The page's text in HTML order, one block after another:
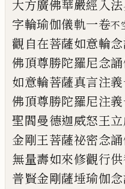
大方廣佛華嚴經入
字輪瑜伽儀軌一卷不
觀自在菩薩如意輪
佛頂尊勝陀羅尼念
如意輪菩薩真言注義
佛頂尊勝陀羅尼注
聖閻曼德迦威怒王
金剛王菩薩祕密念
無量壽如來修觀行
普賢金剛薩埵瑜伽